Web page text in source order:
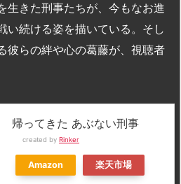
生きた刑事たちが、今もなお進
い続ける姿を描いている。そし
彼らの絆や心の葛藤が、視聴者
帰ってきた あぶない刑事
created by Rinker
Amazon 楽天市場